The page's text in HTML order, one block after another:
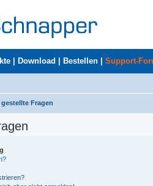
Download Bestellen Support-
Fragen